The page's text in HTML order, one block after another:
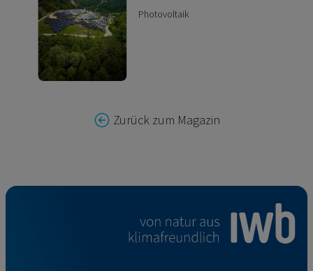
Photovoltaik
Zurück zum Magazin